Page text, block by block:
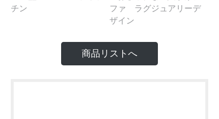
商品リストへ